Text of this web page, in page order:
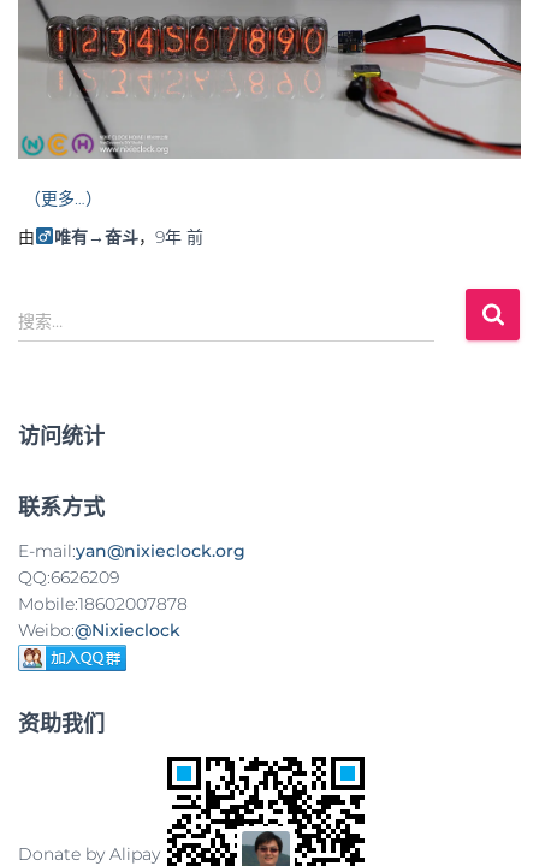
（更多…）
由
唯有→奋斗， 9年前
搜
索
搜索…
访问统计
联系方式
E-mail:yan@nixieclock.org
QQ:6626209
Mobile:18602007878
Weibo:@Nixieclock
资助我们
Donate by Alipay